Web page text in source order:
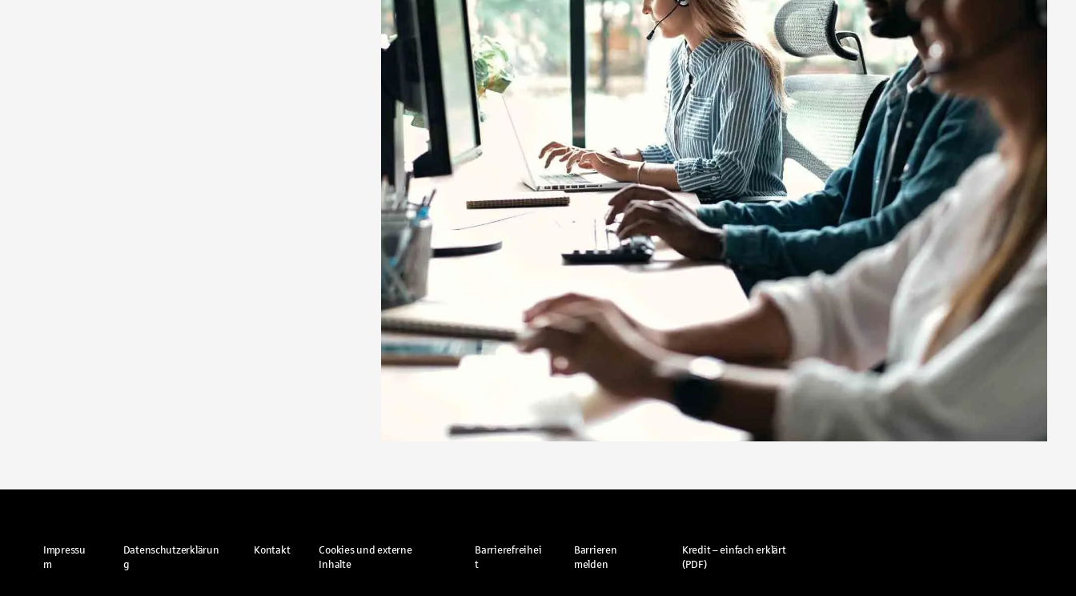
Impressu
m
Datenschutzerklärun
g
Kontakt
Cookies und externe
Inhalte
Barrierefreihei
t
Barrieren
melden
Kredit – einfach erklärt
(PDF)